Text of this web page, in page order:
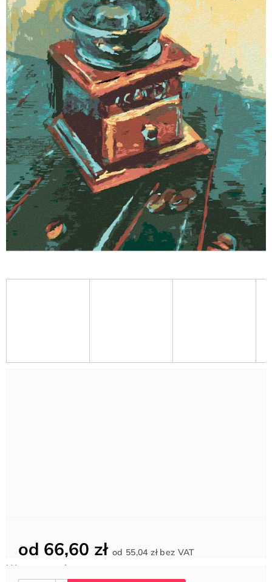
od 66,60 zł od 55,04 złbez VAT